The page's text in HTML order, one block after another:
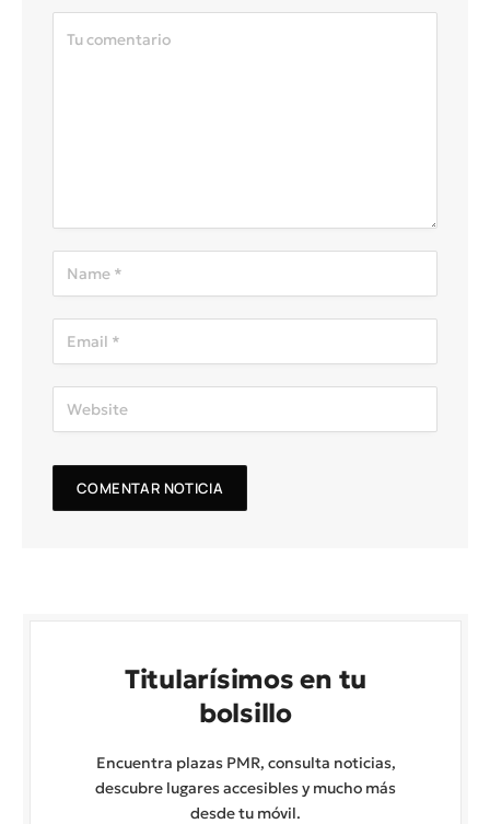
Titularísimos en tu
bolsillo
Encuentra plazas PMR, consulta noticias,
descubre lugares accesibles y mucho más
desde tu móvil.